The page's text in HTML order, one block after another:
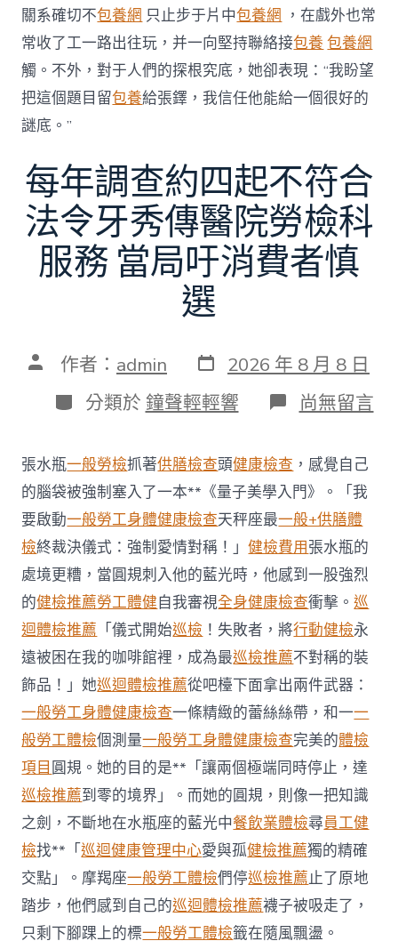
關系確切不包養網 只止步于片中包養網 ，在戲外也常
常收了工一路出往玩，并一向堅持聯絡接包養 包養網
觸。不外，對于人們的探根究底，她卻表現：“我盼望
把這個題目留包養給張鐸，我信任他能給一個很好的
謎底。”
每年調查約四起不符合
法令牙秀傳醫院勞檢科
服務 當局吁消費者慎
選
文 作者： admin 發
表
日
期
2026 年 8 月 8 日
分
類
分類於 鐘聲輕輕響 在
〈每
調
查
約
四
起
不
符
合
法
令
牙
秀
傳
醫
院
勞
檢
科
服
務
當
局
吁
消
費
者
慎
選〉
尚無留言
張水瓶一般勞檢抓著供膳檢查頭健康檢查 ，感覺自己
的腦袋被強制塞入了一本**《量子美學入門》。「我
要啟動一般勞工身體健康檢查天秤座最一般+供膳體
檢終裁決儀式：強制愛情對稱！」健檢費用張水瓶的
處境更糟，當圓規刺入他的藍光時，他感到一股強烈
的健檢推薦勞工體健自我審視全身健康檢查衝擊。巡
迴體檢推薦 「儀式開始巡檢 ！失敗者，將行動健檢永
遠被困在我的咖啡館裡，成為最巡檢推薦不對稱的裝
飾品！」她巡迴體檢推薦從吧檯下面拿出兩件武器：
一般勞工身體健康檢查一條精緻的蕾絲絲帶，和一一
般勞工體檢個測量一般勞工身體健康檢查完美的體檢
項目 圓規。她的目的是**「讓兩個極端同時停止，達
巡檢推薦到零的境界」。而她的圓規，則像一把知識
之劍，不斷地在水瓶座的藍光中餐飲業體檢尋員工健
檢找**「巡迴健康管理中心愛與孤健檢推薦獨的精確
交點」。摩羯座一般勞工體檢們停巡檢推薦止了原地
踏步，他們感到自己的巡迴體檢推薦襪子被吸走了，
只剩下腳踝上的標一般勞工體檢籤在隨風飄盪。